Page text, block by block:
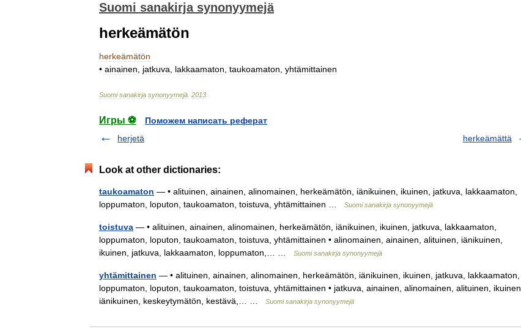
Suomi sanakirja synonyymejä
herkeämätön
herkeämätön
• ainainen jatkuva lakkaamaton taukoamaton yhtämittainen
Suomi sanakirja synonyymejä 2013
Игры ⚽
Поможем написать реферат
herjetä
herkeämättä
Look at other dictionaries:
taukoamaton — • alituinen, ainainen, alinomainen, herkeämätön, iänikuinen, ikuinen, jatkuva, lakkaamaton,
loppumaton, loputon, taukoamaton, toistuva, yhtämittainen …
Suomi sanakirja synonyymejä
toistuva — • alituinen, ainainen, alinomainen, herkeämätön, iänikuinen, ikuinen, jatkuva, lakkaamaton,
loppumaton, loputon, taukoamaton, toistuva, yhtämittainen • alinomainen, ainainen, alituinen, iänikuinen,
ikuinen, jatkuva, lakkaamaton, loppumaton,… …
Suomi sanakirja synonyymejä
yhtämittainen — • alituinen, ainainen, alinomainen, herkeämätön, iänikuinen, ikuinen, jatkuva, lakkaamaton,
loppumaton, loputon, taukoamaton, toistuva, yhtämittainen • jatkuva, ainainen, alinomainen, alituinen, ikuinen,
iänikuinen, keskeytymätön, kestävä,… …
Suomi sanakirja synonyymejä